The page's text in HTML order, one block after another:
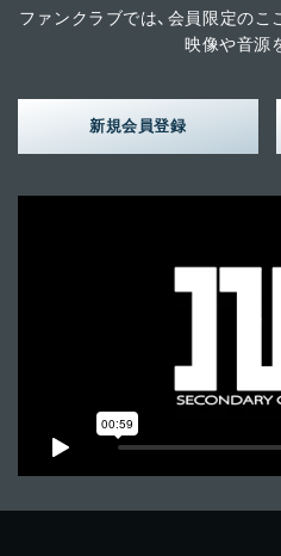
MAIL
ファンクラブでは、会員限定の
映像や音源
新規会員登録